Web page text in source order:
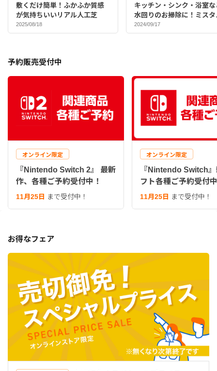
敷くだけ簡単！ふかふか質感
が気持ちいいリアル人工芝
2025/08/18
キッチン・シンク・浴室な
水回りのお掃除に！ミスタ
マックスバイヤーおすすめ
ポンジ♪
2024/09/17
予約販売受付中
オンライン限定
『Nintendo Switch 2』 最新
作、各種ご予約受付中！
11月25日 まで受付中！
オンライン限定
『Nintendo Switch
フト各種ご予約受付
11月25日 まで受付中！
お得なフェア